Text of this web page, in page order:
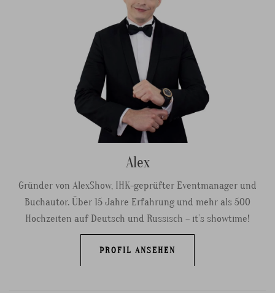
Alex
Gründer von AlexShow, IHK-geprüfter Eventmanager und
Buchautor. Über 15 Jahre Erfahrung und mehr als 500
Hochzeiten auf Deutsch und Russisch – it’s showtime!
PROFIL ANSEHEN